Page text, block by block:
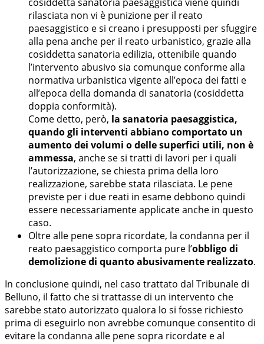
rilasciata non vi è punizione per il reato
paesaggistico e si creano i presupposti per sfuggire
alla pena anche per il reato urbanistico, grazie alla
cosiddetta sanatoria edilizia, ottenibile quando
l’intervento abusivo sia comunque conforme alla
normativa urbanistica vigente all’epoca dei fatti e
all’epoca della domanda di sanatoria (cosiddetta
doppia conformità).
Come detto, però, la sanatoria paesaggistica,
quando gli interventi abbiano comportato un
aumento dei volumi o delle superfici utili, non è
ammessa, anche se si tratti di lavori per i quali
l’autorizzazione, se chiesta prima della loro
realizzazione, sarebbe stata rilasciata. Le pene
previste per i due reati in esame debbono quindi
essere necessariamente applicate anche in questo
caso.
Oltre alle pene sopra ricordate, la condanna per il
reato paesaggistico comporta pure l’obbligo di
demolizione di quanto abusivamente realizzato.
In conclusione quindi, nel caso trattato dal Tribunale di
Belluno, il fatto che si trattasse di un intervento che
sarebbe stato autorizzato qualora lo si fosse richiesto
prima di eseguirlo non avrebbe comunque consentito di
evitare la condanna alle pene sopra ricordate e al